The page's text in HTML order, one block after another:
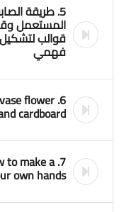
5. طريقة
المستعمل
قوالب
فهمي
flower
cardboard
to make a
own hands